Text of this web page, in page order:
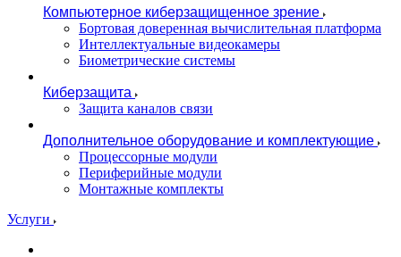
Компьютерное киберзащищенное зрение
Бортовая доверенная вычислительная платформа
Интеллектуальные видеокамеры
Биометрические системы
Киберзащита
Защита каналов связи
Дополнительное оборудование и комплектующие
Процессорные модули
Периферийные модули
Монтажные комплекты
Услуги